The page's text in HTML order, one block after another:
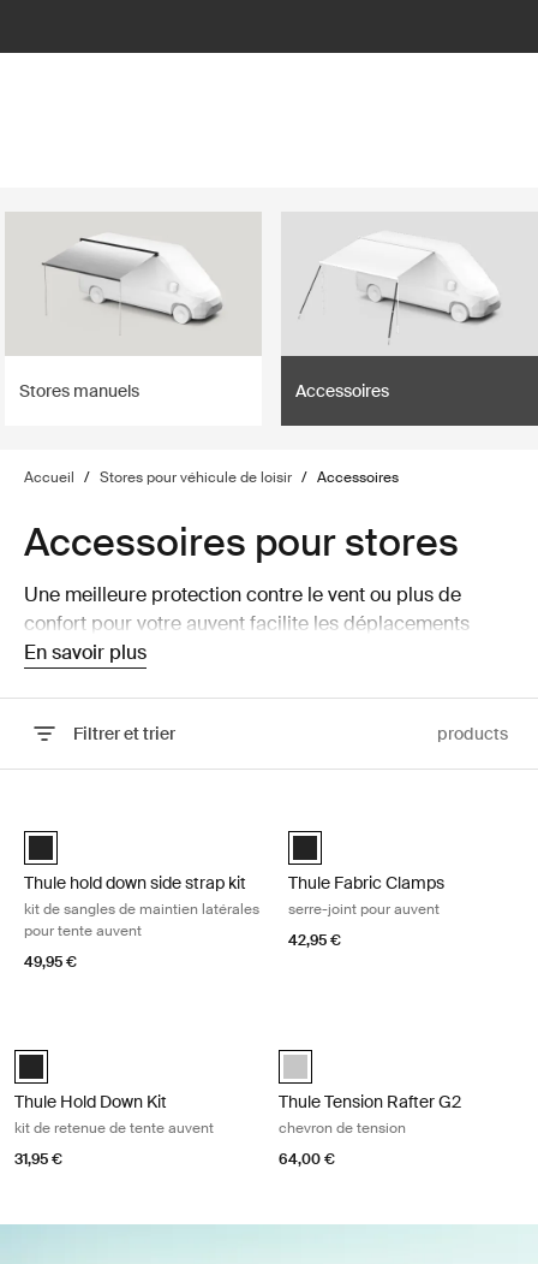
Stores manuels Accessoires
Accueil / Stores pour véhicule de loisir / Accessoires
Accessoires pour stores
Une meilleure protection contre le vent ou plus de
confort pour votre auvent facilite les déplacements
avec votre camping-car, caravane, fourgon ou fourgon
En savoir plus
Filtrer et trier products
Thule Hold Down Side Strap Kit Noir (selected)
Thule hold down side strap kit
kit de sangles de maintien latérales
pour tente auvent
49,95 €
Thule Fabric Clamps Noir
Thule Fabric Clamps
serre-joint pour auvent
42,95 €
Thule Hold Down Kit Noir (selected)
Thule Hold Down Kit
kit de retenue de tente auvent
31,95 €
anodised (selected)
Thule Tension Rafter G2
chevron de tension
64,00 €